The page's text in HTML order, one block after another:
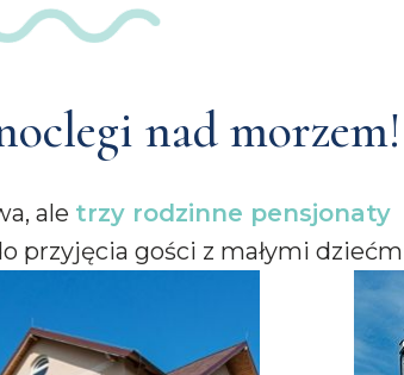
nad morzem!
ale trzy rodzinne pensjonaty
przyjęcia gości z małymi